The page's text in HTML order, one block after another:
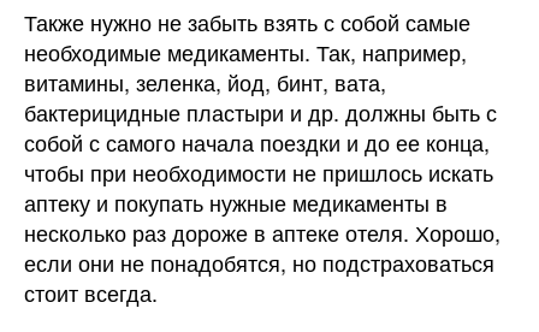
Также нужно не забыть взять с собой самые
необходимые медикаменты. Так, например,
витамины, зеленка, йод, бинт, вата,
бактерицидные пластыри и др. должны быть с
собой с самого начала поездки и до ее конца,
чтобы при необходимости не пришлось искать
аптеку и покупать нужные медикаменты в
несколько раз дороже в аптеке отеля. Хорошо,
если они не понадобятся, но подстраховаться
стоит всегда.